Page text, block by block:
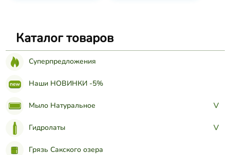
Каталог товаров
Суперпредложения
Наши НОВИНКИ -5%
Мыло Натуральное >
Гидролаты >
Грязь Сакского озера